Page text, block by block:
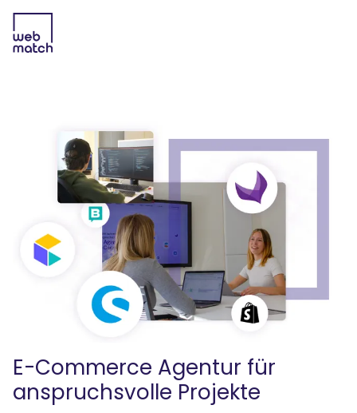
TECHNOLOGIEN
CONTENT-HUB
KARRIERE
E-Commerce Agentur für
anspruchsvolle Projekte